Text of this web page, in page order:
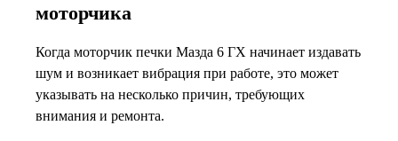
моторчика
Когда моторчик печки Мазда 6 ГХ начинает издавать
шум и возникает вибрация при работе, это может
указывать на несколько причин, требующих
внимания и ремонта.